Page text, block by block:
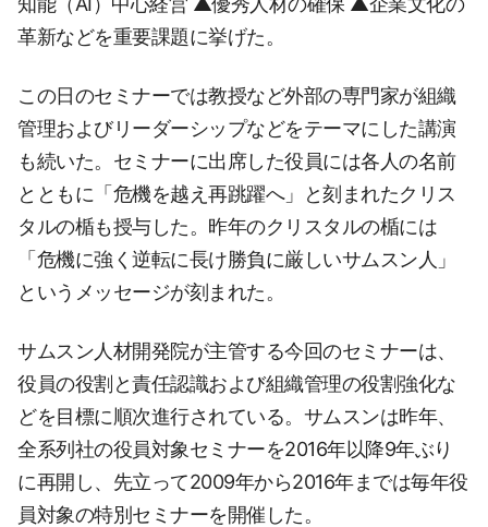
革新などを重要課題に挙げた。
この日のセミナーでは教授など外部の専門家が組織
管理およびリーダーシップなどをテーマにした講演
も続いた。セミナーに出席した役員には各人の名前
とともに「危機を越え再跳躍へ」と刻まれたクリス
タルの楯も授与した。昨年のクリスタルの楯には
「危機に強く逆転に長け勝負に厳しいサムスン人」
というメッセージが刻まれた。
サムスン人材開発院が主管する今回のセミナーは、
役員の役割と責任認識および組織管理の役割強化な
どを目標に順次進行されている。サムスンは昨年、
全系列社の役員対象セミナーを2016年以降9年ぶり
に再開し、先立って2009年から2016年までは毎年役
員対象の特別セミナーを開催した。